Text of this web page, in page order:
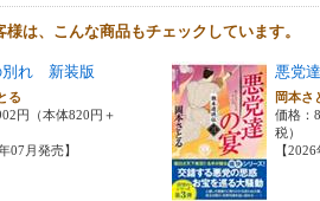
は、こんな商品もチェックしています。
別れ 新装版
る
円（本体820円＋
07月発売】
悪党
岡本
価格：
税）
【